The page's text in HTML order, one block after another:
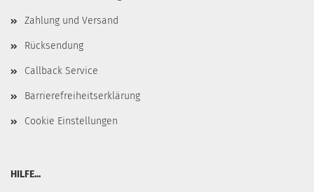
Zahlung und Versand
Rücksendung
Callback Service
Barrierefreiheitserklärung
Cookie Einstellungen
HILFE...